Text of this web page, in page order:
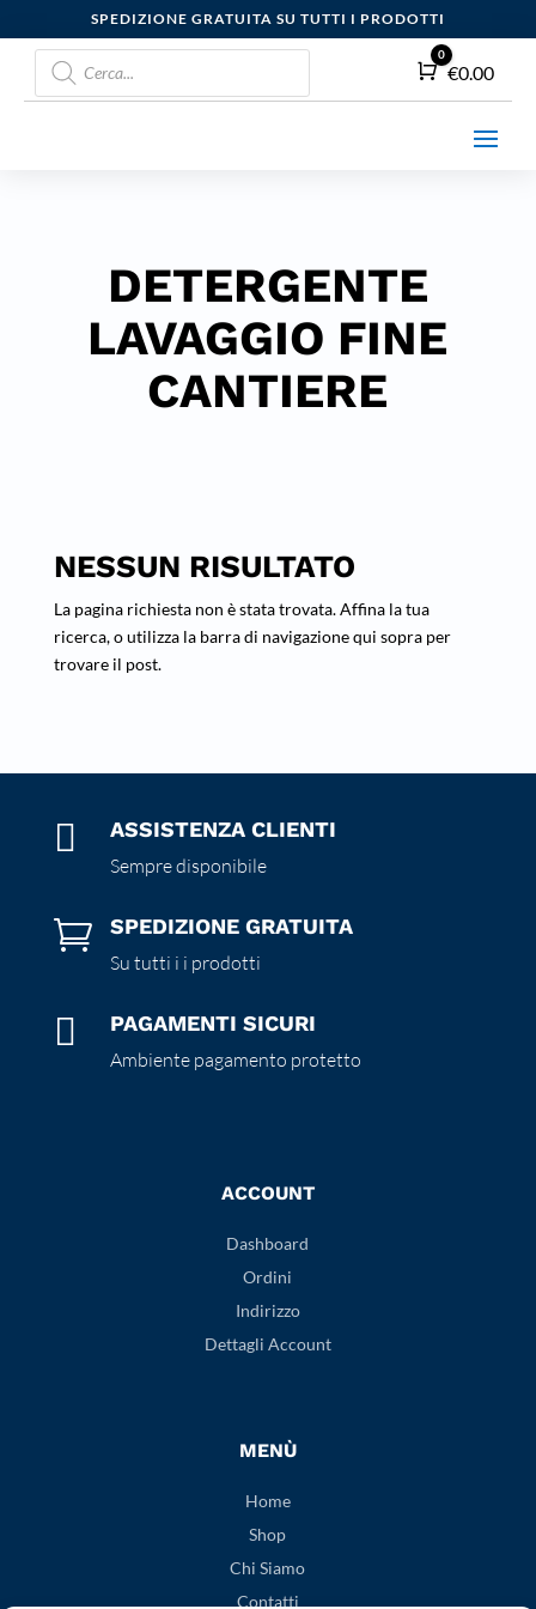
SPEDIZIONE GRATUITA SU TUTTI I PRODOTTI
Products
search
Carrello
0
€0.00
DETERGENTE
LAVAGGIO FINE
CANTIERE
NESSUN RISULTATO
La pagina richiesta non è stata trovata. Affina la tua
ricerca, o utilizza la barra di navigazione qui sopra per
trovare il post.
 ASSISTENZA CLIENTI
Sempre disponibile
 SPEDIZIONE GRATUITA
Su tutti i i prodotti
 PAGAMENTI SICURI
Ambiente pagamento protetto
ACCOUNT
Dashboard
Ordini
Indirizzo
Dettagli Account
MENÙ
Home
Shop
Chi Siamo
Contatti